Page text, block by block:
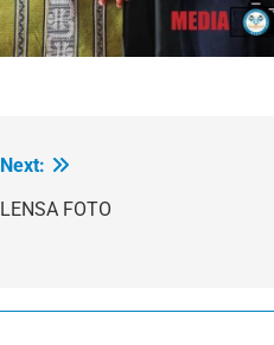
Next:
LENSA FOTO